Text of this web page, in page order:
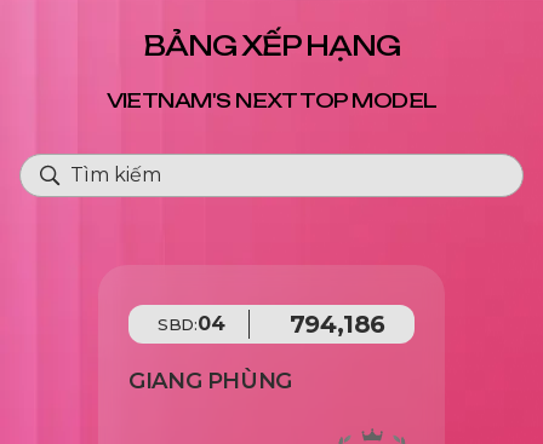
BẢNG XẾP HẠNG
VIETNAM'S NEXT TOP MODEL
SBD:04 794,186
GIANG PHÙNG